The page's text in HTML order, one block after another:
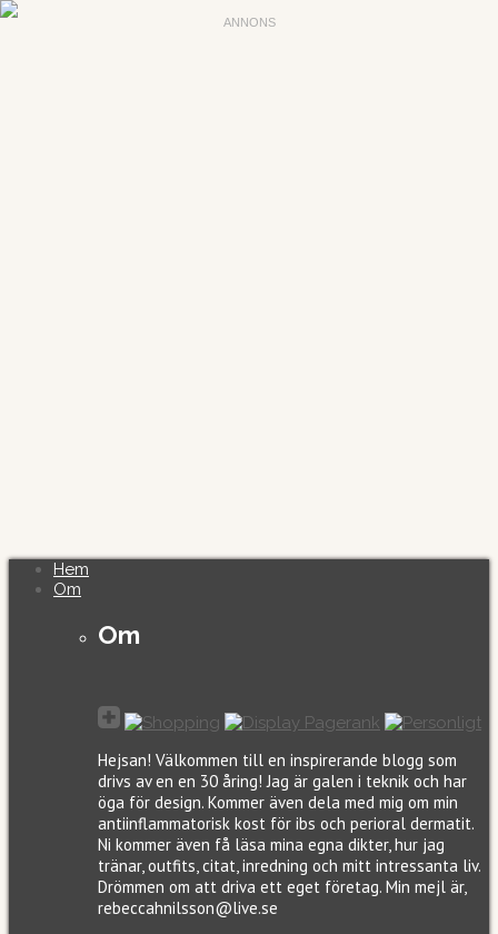
Hem
Om
Om
Hejsan! Välkommen till en inspirerande blogg som
drivs av en en 30 åring! Jag är galen i teknik och har
öga för design. Kommer även dela med mig om min
antiinflammatorisk kost för ibs och perioral dermatit.
Ni kommer även få läsa mina egna dikter, hur jag
tränar, outfits, citat, inredning och mitt intressanta liv.
Drömmen om att driva ett eget företag. Min mejl är,
rebeccahnilsson@live.se